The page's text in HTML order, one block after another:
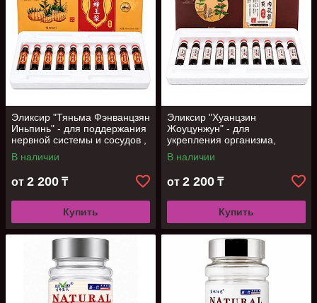
Эликсир "Тяньма Фэнванцзян
Иньпинь" - для поддержания
нервной системы и сосудов ,
10 фл
В наличии
от 2 200 ₸
Купить
Эликсир "Хуанцзин
Жоуцунжун" - для
укрепления организма,
поддержания тонуса и
энергии, 10 фл
В наличии
от 2 200 ₸
Купить